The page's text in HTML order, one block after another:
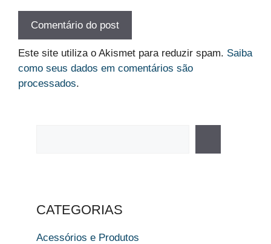
Este site utiliza o Akismet para reduzir spam. Saiba
como seus dados em comentários são
processados.
CATEGORIAS
Acessórios e Produtos